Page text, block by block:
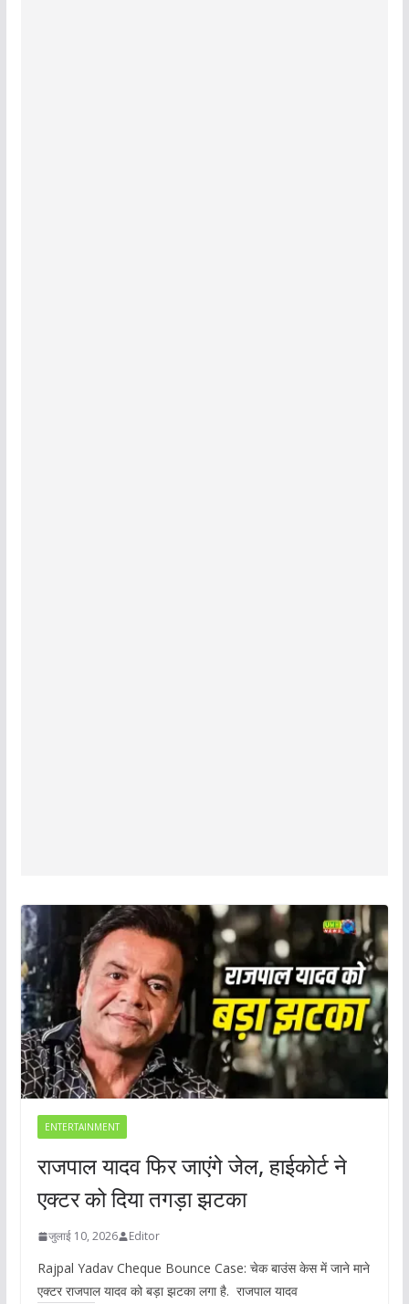
ENTERTAINMENT
राजपाल यादव फिर जाएंगे जेल, हाईकोर्ट ने
एक्टर को दिया तगड़ा झटका
जुलाई 10, 2026 Editor
Rajpal Yadav Cheque Bounce Case: चेक बाउंस केस में जाने माने
एक्टर राजपाल यादव को बड़ा झटका लगा है. राजपाल यादव